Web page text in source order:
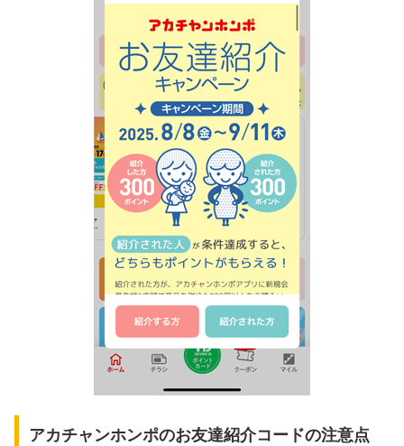
アカチャンホンポのお友達紹介コードの注意点